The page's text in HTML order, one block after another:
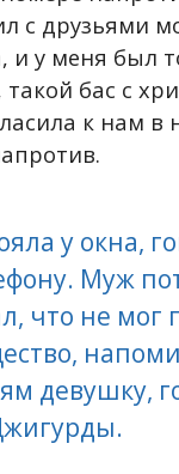
с друзьями
и у меня был
такой бас с
к нам в
у окна,
Муж
что не мог
девушку,